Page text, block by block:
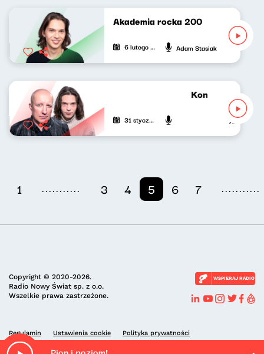
Akademia rocka 200
6 lutego 2026 Adam Stasiak
Koncert życzeń
31 stycznia 2026 Adam
1 ........... 3 4 5 6 7 ...........
Copyright © 2020-2026.
Radio Nowy Świat sp. z o.o.
Wszelkie prawa zastrzeżone.
WSPIERAJ RADIO
Regulamin Ustawienia cookie Polityka prywatności